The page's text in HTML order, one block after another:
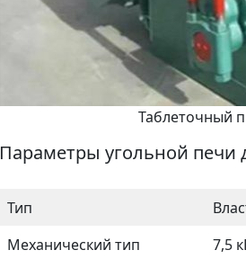
Таблеточный
Параметры угольной печи
Тип
Механический тип
7,5